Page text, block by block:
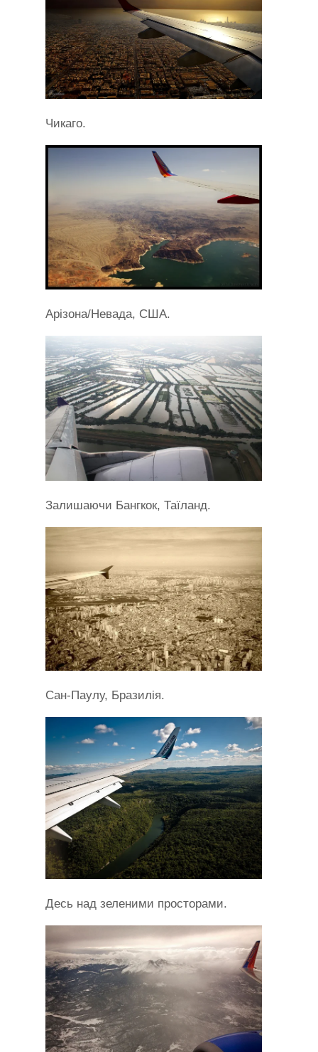
Чикаго.
Арізона/Невада, США.
Залишаючи Бангкок, Таїланд.
Сан-Паулу, Бразилія.
Десь над зеленими просторами.